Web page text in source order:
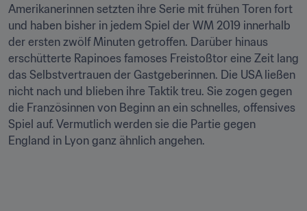
Amerikanerinnen setzten ihre Serie mit frühen Toren fort
und haben bisher in jedem Spiel der WM 2019 innerhalb
der ersten zwölf Minuten getroffen. Darüber hinaus
erschütterte Rapinoes famoses Freistoßtor eine Zeit lang
das Selbstvertrauen der Gastgeberinnen. Die USA ließen
nicht nach und blieben ihre Taktik treu. Sie zogen gegen
die Französinnen von Beginn an ein schnelles, offensives
Spiel auf. Vermutlich werden sie die Partie gegen
England in Lyon ganz ähnlich angehen.